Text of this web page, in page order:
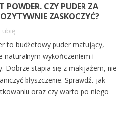
POWDER. CZY PUDER ZA
ZASKOCZYĆ?
Lubię
to budżetowy puder matujący,
naturalnym wykończeniem i
Dobrze stapia się z makijażem, nie
błyszczenie. Sprawdź, jak
oraz czy warto po niego